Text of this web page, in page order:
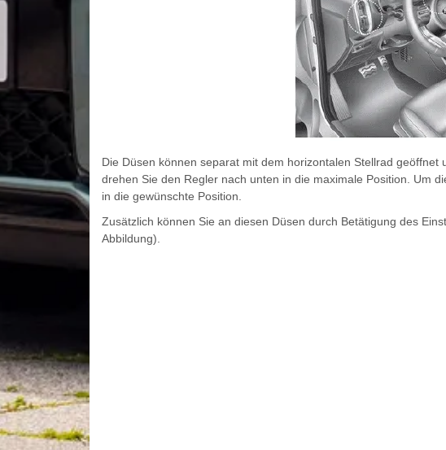
Die Düsen können separat mit dem horizontalen Stellrad
drehen Sie den Regler nach unten in die maximale Position. Um
in die gewünschte Position.
Zusätzlich können Sie an diesen Düsen durch Betätigung des
Abbildung).